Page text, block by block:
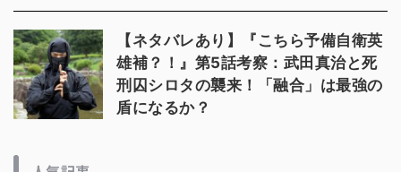
【ネタバレあり】『こちら予備自衛英
雄補？！』第5話考察：武田真治と死
刑囚シロタの襲来！「融合」は最強の
盾になるか？